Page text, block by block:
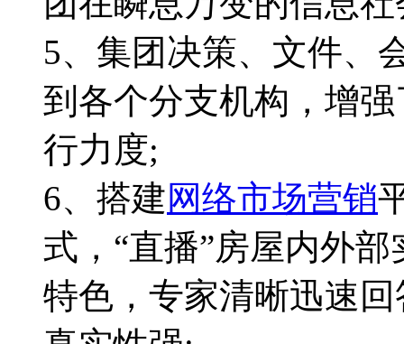
5、集团决策、文件、
到各个分支机构，增
行力度;
6、搭建网络市场营销
式，“直播”房屋内外
特色，专家清晰迅速